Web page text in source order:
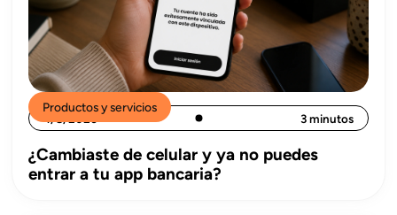
Productos y servicios
3 minutos
¿Cambiaste de celular y ya no puedes
entrar a tu app bancaria?